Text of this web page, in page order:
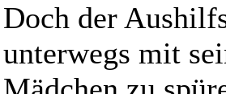
Doch der
unterwegs mit